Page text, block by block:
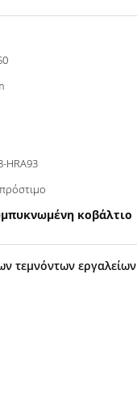
HRA93
κοβάλτιο
τεμνόντων εργαλείων